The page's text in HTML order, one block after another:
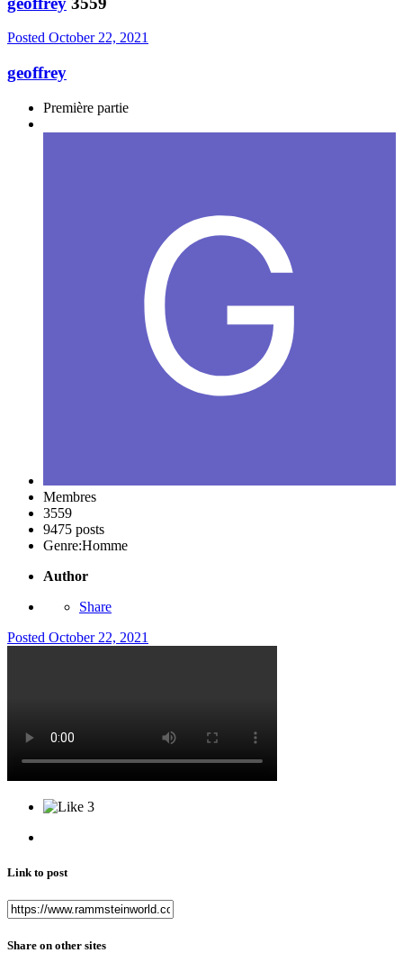
Posted October 22, 2021
geoffrey
Première partie
Membres
3559
9475 posts
Genre:Homme
Author
Share
Posted October 22, 2021
3
Link to post
Share on other sites